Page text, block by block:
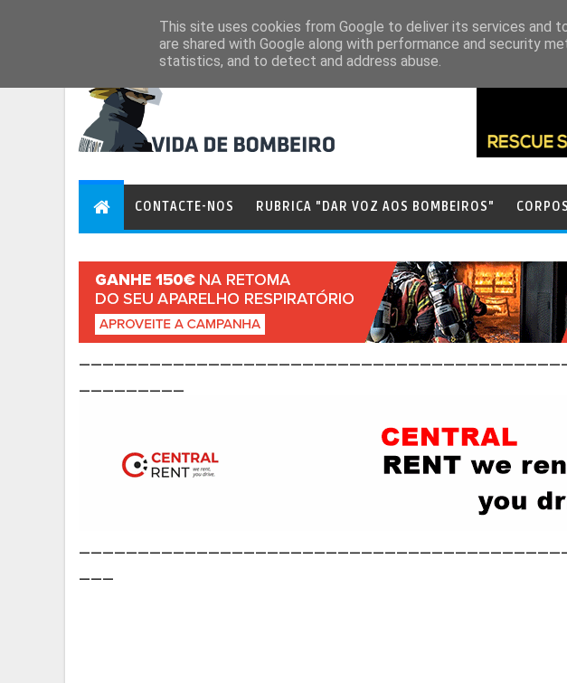
CONTACTE-NOS RUBRICA "DAR VOZ AOS BOMBEIROS"
This site uses cookies from Google to deliver its services and
are shared with Google along with performance and security
statistics, and to detect and address abuse.